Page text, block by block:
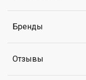
Бренды
Отзывы